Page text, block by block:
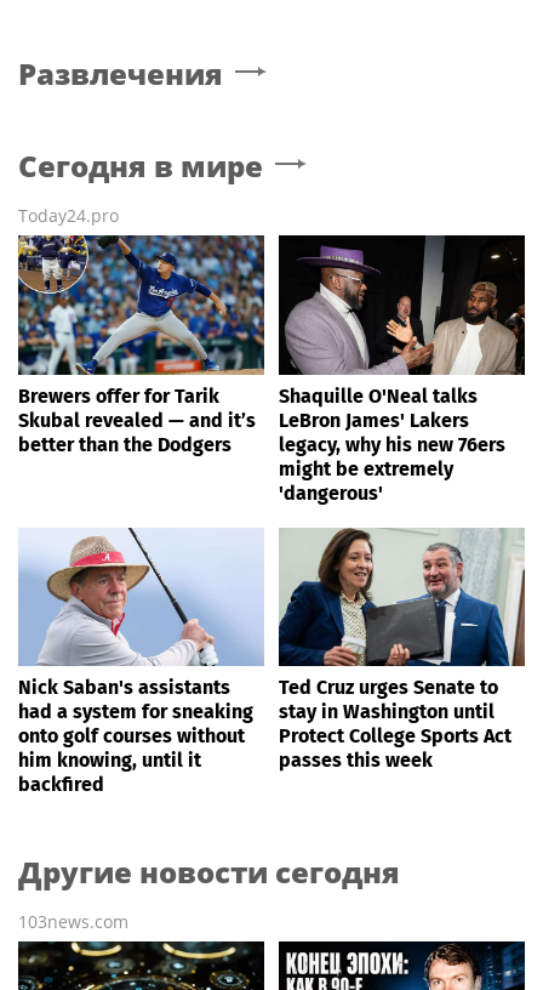
Развлечения
Сегодня в мире
Today24.pro
Brewers offer for Tarik
Skubal revealed — and it’s
better than the Dodgers
Shaquille O'Neal talks
LeBron James' Lakers
legacy, why his new 76ers
might be extremely
'dangerous'
Nick Saban's assistants
had a system for sneaking
onto golf courses without
him knowing, until it
backfired
Ted Cruz urges Senate to
stay in Washington until
Protect College Sports Act
passes this week
Другие новости сегодня
103news.com